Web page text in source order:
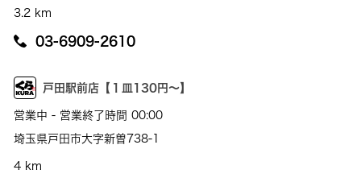
3.2 km
03-6909-2610
戸田駅前店【１皿130円～】
営業中 - 営業終了時間 00:00
埼玉県戸田市大字新曽738-1
4 km